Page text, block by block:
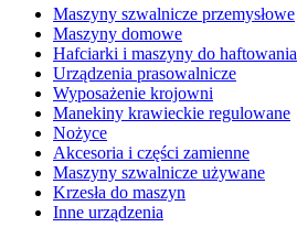
Maszyny szwalnicze przemysłowe
Maszyny domowe
Hafciarki i maszyny do haftowania
Urządzenia prasowalnicze
Wyposażenie krojowni
Manekiny krawieckie regulowane
Nożyce
Akcesoria i części zamienne
Maszyny szwalnicze używane
Krzesła do maszyn
Inne urządzenia